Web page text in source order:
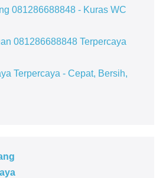
081286688848 - Kuras WC
081286688848 Terpercaya
Terpercaya - Cepat, Bersih,